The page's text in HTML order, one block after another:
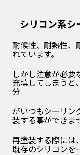
シリコン系シ
耐候性、耐熱性、
れています。
しかし注意が必要
充填してしまうと
分
がいつもシーリン
装する事ができま
再塗装する際には
既存のシリコンを